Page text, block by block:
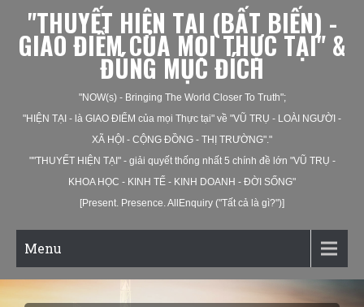
"THUYẾT HIỆN TẠI (BẤT BIẾN) -
GIAO ĐIỂM CỦA MỌI THỰC TẠI" &
ĐÚNG MỤC ĐÍCH
"NOW(s) - Bringing The World Closer To Truth";
"HIỆN TẠI - là GIAO ĐIỂM của mọi Thực tại" về "VŨ TRỤ - LOÀI NGƯỜI -
XÃ HỘI - CỘNG ĐỒNG - THỊ TRƯỜNG"."
""THUYẾT HIỆN TẠI" - giải quyết thống nhất 5 chính đề lớn "VŨ TRỤ -
KHOA HỌC - KINH TẾ - KINH DOANH - ĐỜI SỐNG"
[Present. Presence. AllEnquiry ("Tất cả là gì?")]
Menu